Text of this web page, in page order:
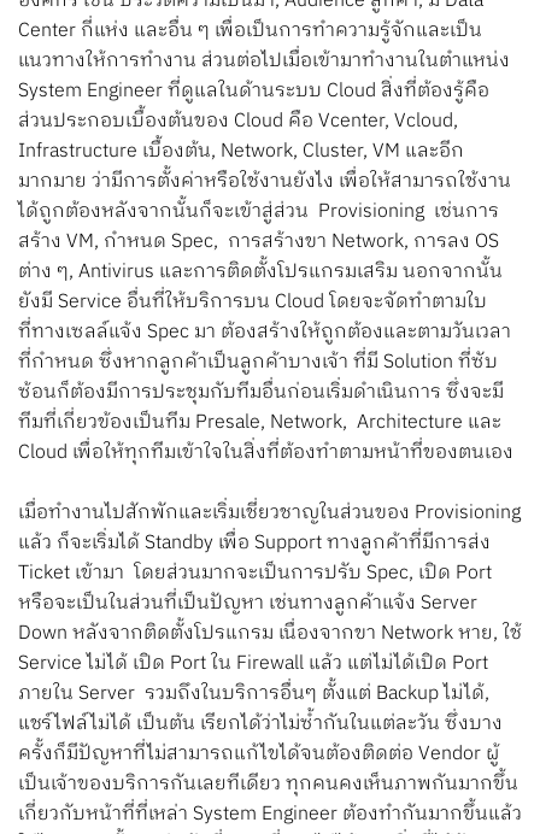
Center กี่แห่ง และอื่น ๆ เพื่อเป็นการทำความรู้จักและเป็น
แนวทางให้การทำงาน ส่วนต่อไปเมื่อเข้ามาทำงานในตำแหน่ง
System Engineer ที่ดูแลในด้านระบบ Cloud สิ่งที่ต้องรู้คือ
ส่วนประกอบเบื้องต้นของ Cloud คือ Vcenter, Vcloud,
Infrastructure เบื้องต้น, Network, Cluster, VM และอีก
มากมาย ว่ามีการตั้งค่าหรือใช้งานยังไง เพื่อให้สามารถใช้งาน
ได้ถูกต้องหลังจากนั้นก็จะเข้าสู่ส่วน Provisioning เช่นการ
สร้าง VM, กำหนด Spec, การสร้างขา Network, การลง OS
ต่าง ๆ, Antivirus และการติดตั้งโปรแกรมเสริม นอกจากนั้น
ยังมี Service อื่นที่ให้บริการบน Cloud โดยจะจัดทำตามใบ
ที่ทางเซลล์แจ้ง Spec มา ต้องสร้างให้ถูกต้องและตามวันเวลา
ที่กำหนด ซึ่งหากลูกค้าเป็นลูกค้าบางเจ้า ที่มี Solution ที่ซับ
ซ้อนก็ต้องมีการประชุมกับทีมอื่นก่อนเริ่มดำเนินการ ซึ่งจะมี
ทีมที่เกี่ยวข้องเป็นทีม Presale, Network, Architecture และ
Cloud เพื่อให้ทุกทีมเข้าใจในสิ่งที่ต้องทำตามหน้าที่ของตนเอง
เมื่อทำงานไปสักพักและเริ่มเชี่ยวชาญในส่วนของ Provisioning
แล้ว ก็จะเริ่มได้ Standby เพื่อ Support ทางลูกค้าที่มีการส่ง
Ticket เข้ามา โดยส่วนมากจะเป็นการปรับ Spec, เปิด Port
หรือจะเป็นในส่วนที่เป็นปัญหา เช่นทางลูกค้าแจ้ง Server
Down หลังจากติดตั้งโปรแกรม เนื่องจากขา Network หาย, ใช้
Service ไม่ได้ เปิด Port ใน Firewall แล้ว แต่ไม่ได้เปิด Port
ภายใน Server รวมถึงในบริการอื่นๆ ตั้งแต่ Backup ไม่ได้,
แชร์ไฟล์ไม่ได้ เป็นต้น เรียกได้ว่าไม่ซ้ำกันในแต่ละวัน ซึ่งบาง
ครั้งก็มีปัญหาที่ไม่สามารถแก้ไขได้จนต้องติดต่อ Vendor ผู้
เป็นเจ้าของบริการกันเลยทีเดียว ทุกคนคงเห็นภาพกันมากขึ้น
เกี่ยวกับหน้าที่ที่เหล่า System Engineer ต้องทำกันมากขึ้นแล้ว